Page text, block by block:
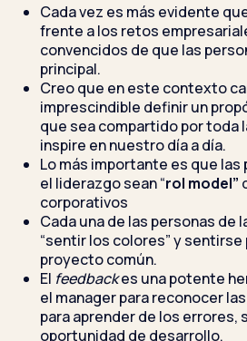
Cada vez es más evidente
frente a los retos
convencidos de que las
principal.
Creo que en este contexto
imprescindible definir un
que sea compartido por toda
inspire en nuestro día a día.
Lo más importante es que
el liderazgo sean “rol model”
corporativos
Cada una de las personas de
“sentir los colores” y
proyecto común.
El feedbackes una potente
el manager para reconocer
para aprender de los errores,
oportunidad de desarrollo.